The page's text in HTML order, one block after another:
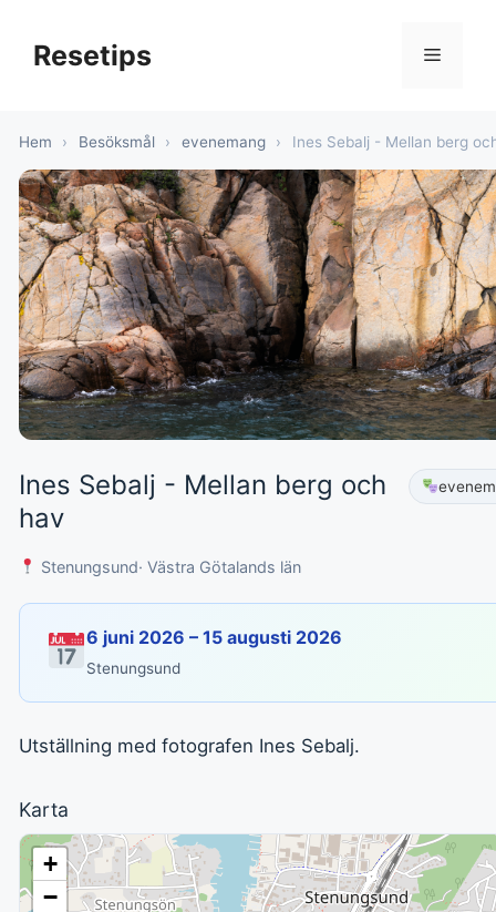
innehållResetips Meny
Hem › Besöksmål › evenemang › Ines Sebalj - Mellan berg
Ines Sebalj - Mellan berg och
hav
Stenungsund· Västra Götalands län
6 juni 2026 – 15 augusti 2026
Stenungsund
Utställning med fotografen Ines Sebalj.
Karta
+
−